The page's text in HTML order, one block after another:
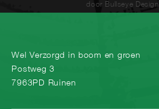
door Bullseye Design
Wel Verzorgd in boom en groen
Postweg 3
7963PD Ruinen